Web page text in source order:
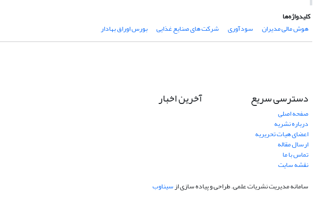
کلیدواژه‌ها
هوش مالی مدیران
سودآوری شرکت های صنایع غذایی بورس اوراق بهادار
دسترسی سریع
صفحه اصلی
درباره نشریه
اعضای هیات تحریریه
ارسال مقاله
تماس با ما
نقشه سایت
آخرین اخبار
سامانه مدیریت نشریات علمی.طراحی و پیاده سازی ازسیناوب